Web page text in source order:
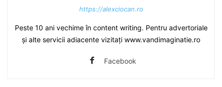
https://alexciocan.ro
Peste 10 ani vechime în content writing. Pentru advertoriale
și alte servicii adiacente vizitați www.vandimaginatie.ro
Facebook